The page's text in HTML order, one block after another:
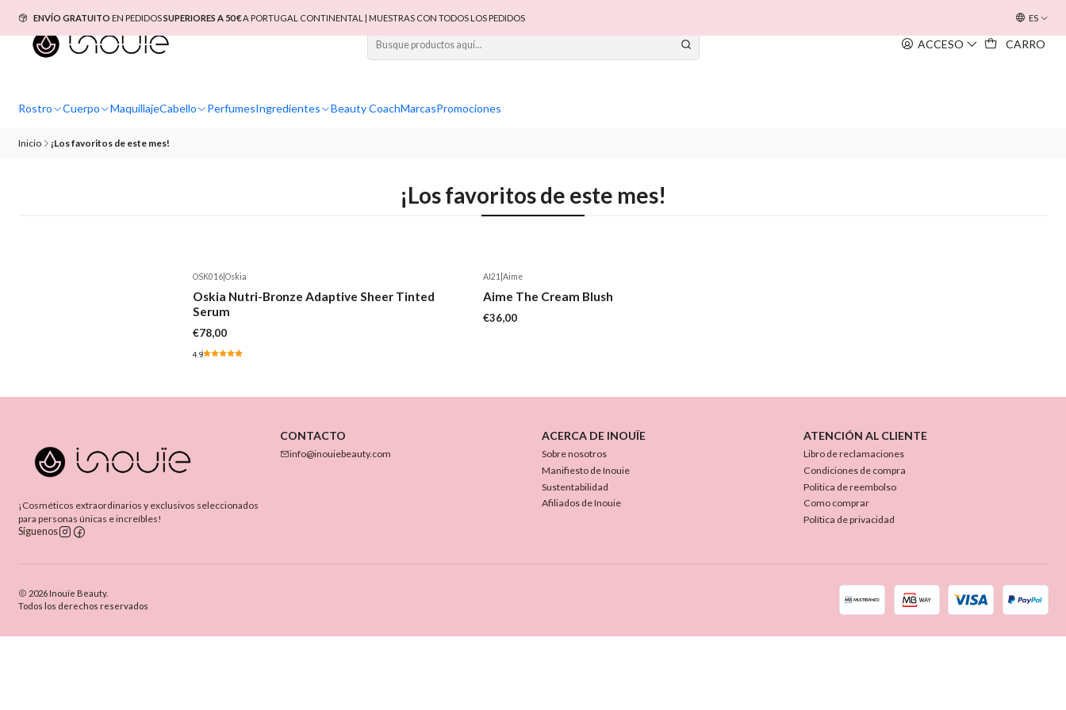
ACCESO CARRO
Rostro Cuerpo MaquillajeCabello PerfumesIngredientes Beauty CoachMarcasPromociones
ENVÍO GRATUITO EN PEDIDOSSUPERIORES A 50 €A PORTUGAL CONTINENTAL | MUESTRAS CON TODOS LOS PEDIDOS EM TODAS AS COMPRAS ES
Inicio ¡Los favoritos de este mes!
¡Los favoritos de este mes!
OSK016| Oskia
Oskia Nutri-Bronze Adaptive Sheer Tinted
Serum
€78,00
4.9
AI21 |Aime
Aime The Cream Blush
€36,00
¡Cosméticos extraordinarios y exclusivos seleccionados
para personas únicas e increíbles!
Síguenos
CONTACTO
info@inouiebeauty.com
ACERCA DE INOUÏE
Sobre nosotros
Manifiesto de Inouie
Sustentabilidad
Afiliados de Inouie
ATENCIÓN AL CLIENTE
Libro de reclamaciones
Condiciones de compra
Politica de reembolso
Como comprar
Política de privacidad
2026 Inouïe Beauty.
Todos los derechos reservados